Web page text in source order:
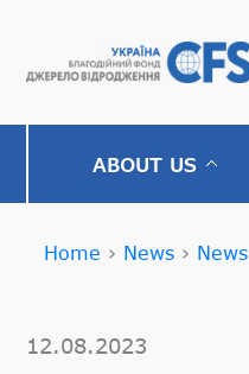
ABOUT US
Home › News › News
12.08.2023